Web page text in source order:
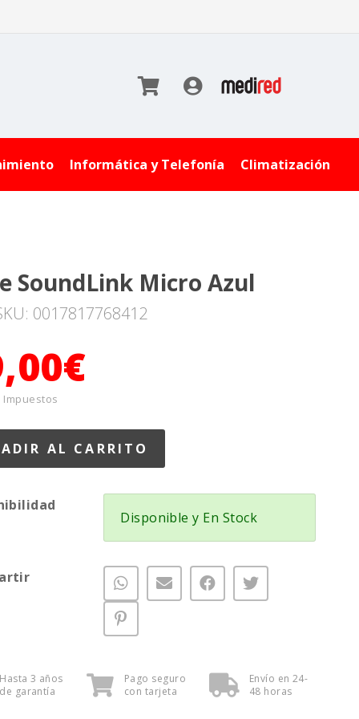
Informática y Telefonía Climatización
SoundLink Micro Azul
0017817768412
Impuestos
Disponible y En Stock
Hasta 3 años
de garantía
Pago seguro
con tarjeta
Envío en 24-
48 horas